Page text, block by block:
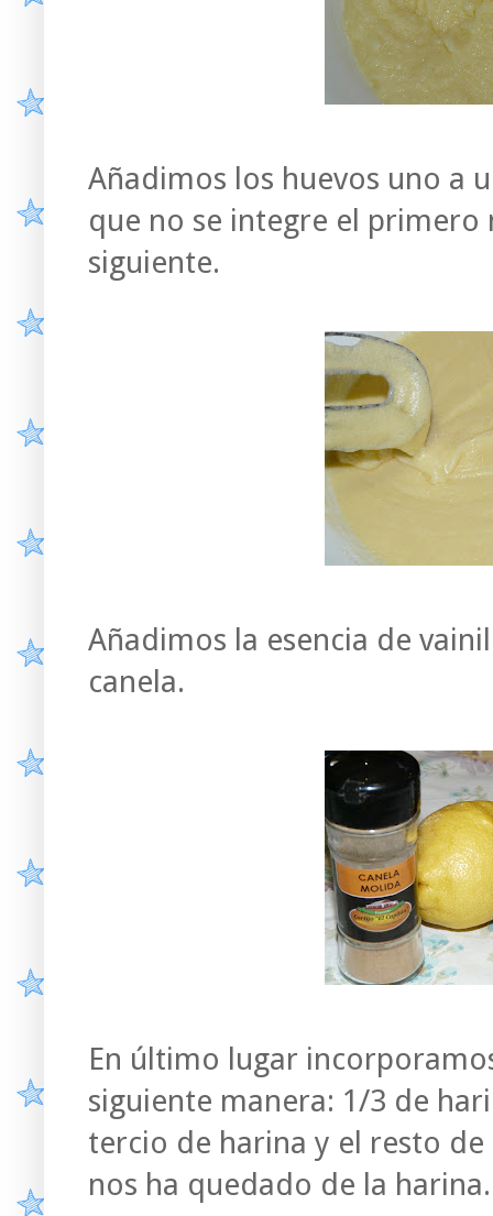
Añadimos los huevos uno a
que no se integre el
siguiente.
Añadimos la esencia de
canela.
En último lugar
siguiente manera: 1/3 de
tercio de harina y el resto
nos ha quedado de la harina.